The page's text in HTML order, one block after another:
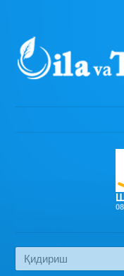
Бош саҳифа
Эко медиа